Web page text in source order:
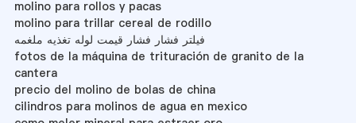
molino para rollos y pacas
molino para trillar cereal de rodillo
فیلتر فشار فشار قیمت لوله تغذیه ملغمه
fotos de la máquina de trituración de granito de la
cantera
precio del molino de bolas de china
cilindros para molinos de agua en mexico